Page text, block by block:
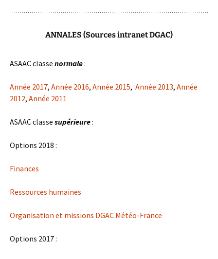
ANNALES (Sources intranet DGAC)
ASAAC classe normale:
Année 2017, Année 2016, Année 2015, Année 2013, Année
2012, Année 2011
ASAAC classe supérieure:
Options 2018 :
Finances
Ressources humaines
Organisation et missions DGAC Météo-France
Options 2017 :